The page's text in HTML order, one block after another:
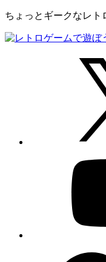
ちょっとギークなレト